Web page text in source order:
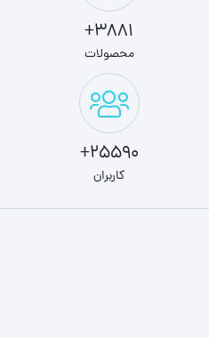
3881+
محصولات
25590+
کاربران